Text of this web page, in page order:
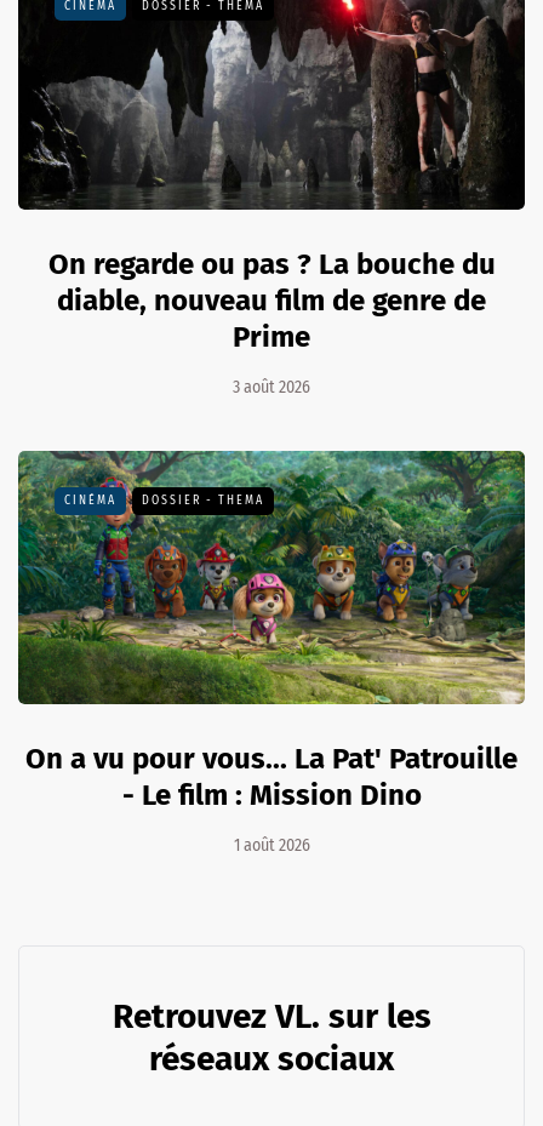
CINÉMA DOSSIER - THEMA
On regarde ou pas ? La bouche du
diable, nouveau film de genre de
Prime
3 août 2026
CINÉMA DOSSIER - THEMA
On a vu pour vous... La Pat' Patrouille
- Le film : Mission Dino
1 août 2026
Retrouvez VL. sur les
réseaux sociaux